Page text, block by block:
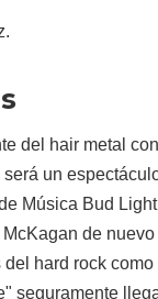
del hair metal
un
Música Bud
de
hard rock
seguramente